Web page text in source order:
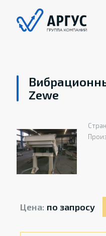
Zewe
Цена: по запросу